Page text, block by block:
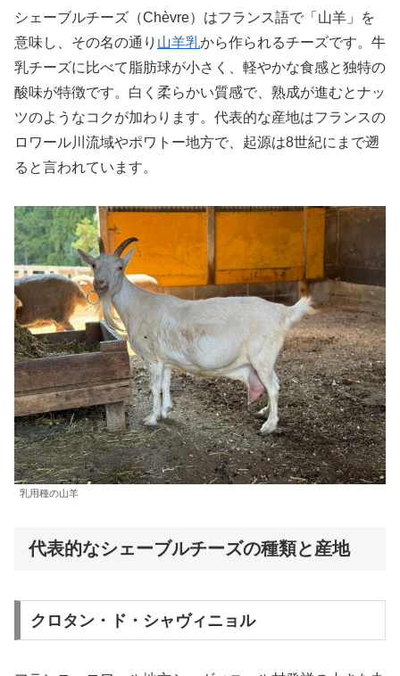
シェーブルチーズ（Chèvre）はフランス語で「山羊」を
意味し、その名の通り 山羊乳から作られるチーズです。牛
乳チーズに比べて脂肪球が小さく、軽やかな食感と独特の
酸味が特徴です。白く柔らかい質感で、熟成が進むとナッ
ツのようなコクが加わります。代表的な産地はフランスの
ロワール川流域やポワトー地方で、起源は8世紀にまで遡
ると言われています。
乳用種の山羊
代表的なシェーブルチーズの種類と産地
クロタン・ド・シャヴィニョル